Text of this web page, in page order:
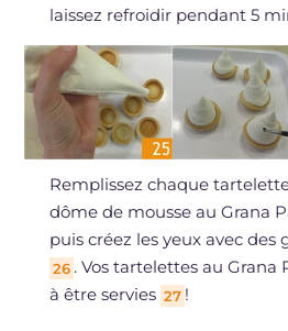
laissez refroidir pendant 5
Remplissez chaque
dôme de mousse au Grana
puis créez les yeux avec des
26 . Vos tartelettes au Grana
à être servies 27 !